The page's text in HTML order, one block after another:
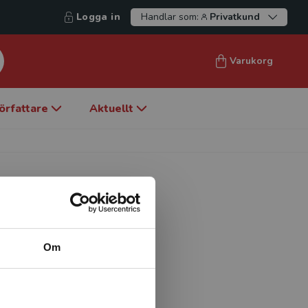
Om
Logga in Handlar som: Privatkund
Varukorg
Aktuellt